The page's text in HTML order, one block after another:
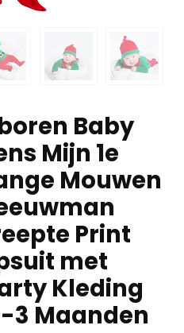
Baby
Mijn 1e
Mouwen
Print
met
Kleding
3 Maanden